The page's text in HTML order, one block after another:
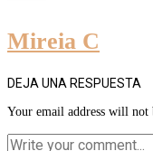
Mireia C
DEJA UNA RESPUESTA
Your email address will not